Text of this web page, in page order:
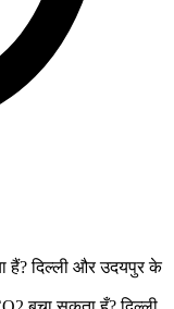
हैं? दिल्ली और उदयपुर के